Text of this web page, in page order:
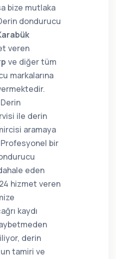
bize mutlaka
dondurucu
veren
ve diğer tüm
markalarına
ile derin
aramaya
bir
eden
hizmet veren
kaydı
derin
tamiri ve